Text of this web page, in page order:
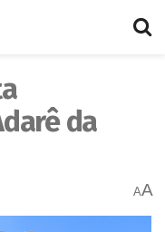
da
AA